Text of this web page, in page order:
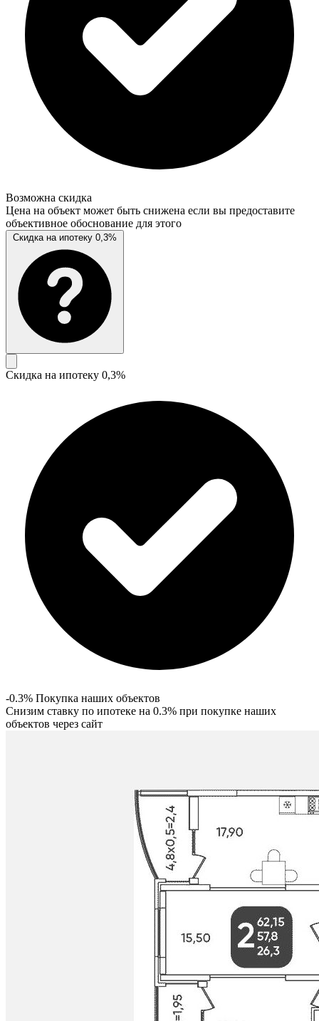
Возможна скидка
Цена на объект может быть снижена если вы предоставите
объективное обоснование для этого
Скидка на ипотеку 0,3%
Скидка на ипотеку 0,3%
-0.3% Покупка наших объектов
Снизим ставку по ипотеке на 0.3% при покупке наших
объектов через сайт